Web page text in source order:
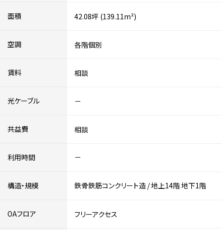
面積 42.08坪 (139.11m²)
空調 各階個別
賃料 相談
光ケーブル －
共益費 相談
利用時間 －
構造・規模 鉄骨鉄筋コンクリート造 /地上14階地下1階
OAフロア フリーアクセス